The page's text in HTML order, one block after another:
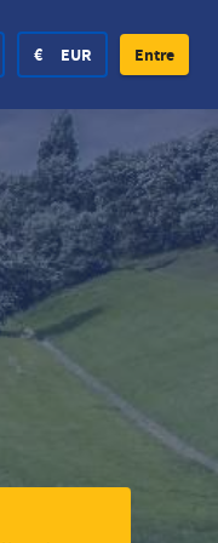
€ EUR Entre